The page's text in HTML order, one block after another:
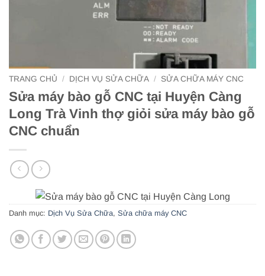
TRANG CHỦ / DỊCH VỤ SỬA CHỮA / SỬA CHỮA MÁY CNC
Sửa máy bào gỗ CNC tại Huyện Càng
Long Trà Vinh thợ giỏi sửa máy bào gỗ
CNC chuẩn
Danh mục: Dịch Vụ Sửa Chữa, Sửa chữa máy CNC